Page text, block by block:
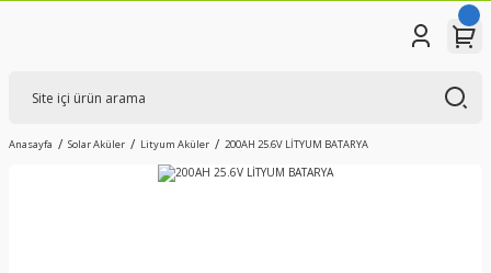
Anasayfa Solar Aküler Lityum Aküler 200AH 25.6V LİTYUM BATARYA